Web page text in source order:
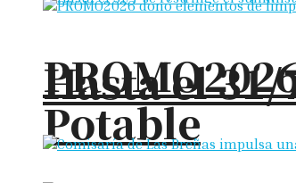
Hasta el
Potable